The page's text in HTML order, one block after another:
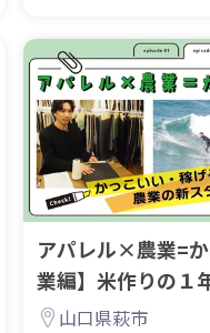
アパレル×農業=
業編】米作りの１
山口県萩市